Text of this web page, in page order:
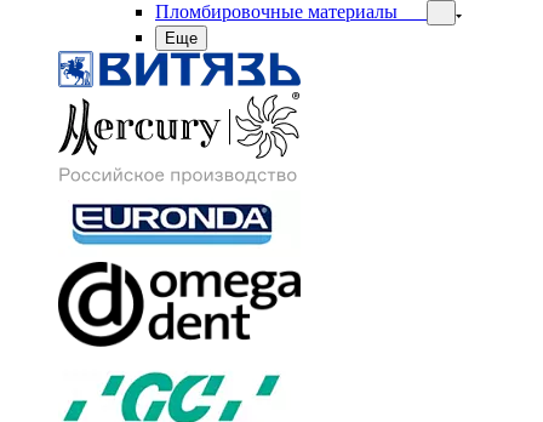
Пломбировочные материалы
Еще